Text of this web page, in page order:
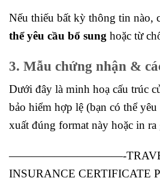
Nếu thiếu bất kỳ thông tin nào,
thể yêu cầu bổ sung hoặc từ
3. Mẫu chứng nhận &
Dưới đây là minh hoạ cấu trúc
bảo hiểm hợp lệ (bạn có thể yêu
xuất đúng format này hoặc in
——————————-TRAVEL
INSURANCE CERTIFICATE